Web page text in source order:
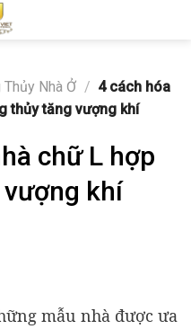
Thủy Nhà Ở / 4 cách hóa
thủy tăng vượng khí
chữ L hợp
khí
mẫu nhà được ưa